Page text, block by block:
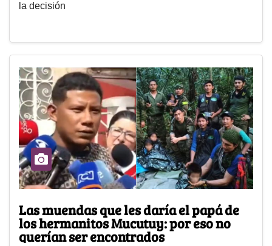
la decisión
Las muendas que les daría el papá de
los hermanitos Mucutuy: por eso no
querían ser encontrados